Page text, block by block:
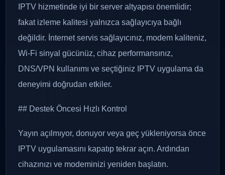
IPTV hizmetinde iyi bir server altyapısı önemlidir;
fakat izleme kalitesi yalnızca sağlayıcıya bağlı
değildir. İnternet servis sağlayıcınız, modem kaliteniz,
Wi-Fi sinyal gücünüz, cihaz performansınız,
DNS/VPN kullanımı ve seçtiğiniz IPTV uygulama da
deneyimi doğrudan etkiler.
## Destek Öncesi Hızlı Kontrol
Yayın açılmıyor, donuyor veya geç yükleniyorsa önce
IPTV uygulamasını kapatıp tekrar açın. Ardından
cihazınızı ve modeminizi yeniden başlatın.